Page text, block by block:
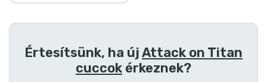
Értesítsünk, ha újAttack on Titan
cuccok érkeznek?
Animés cuccok
Gamer cuccok
Sportos cuccok